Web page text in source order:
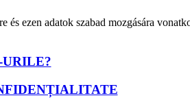
ezen adatok szabad mozgására
URILE?